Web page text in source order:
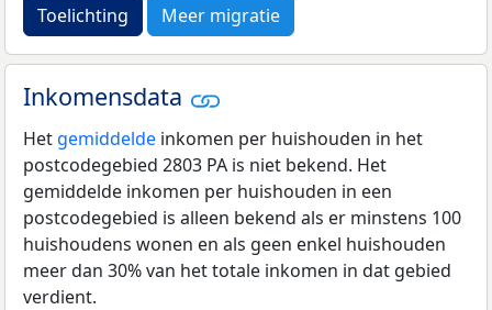
Toelichting Meer migratie
Inkomensdata
Het gemiddelde inkomen per huishouden in het
postcodegebied 2803 PA is niet bekend. Het
gemiddelde inkomen per huishouden in een
postcodegebied is alleen bekend als er minstens 100
huishoudens wonen en als geen enkel huishouden
meer dan 30% van het totale inkomen in dat gebied
verdient.